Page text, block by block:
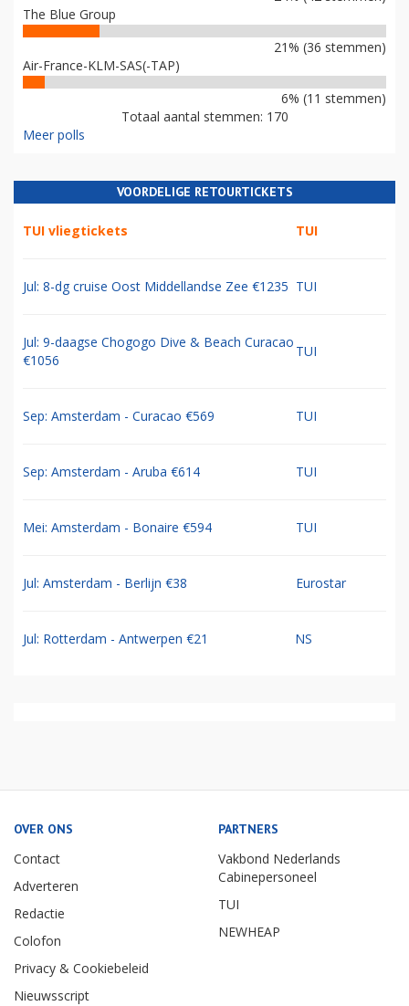
The Blue Group
21% (36 stemmen)
Air-France-KLM-SAS(-TAP)
6% (11 stemmen)
Totaal aantal stemmen: 170
Meer polls
VOORDELIGE RETOURTICKETS
TUI vliegtickets TUI
Jul: 8-dg cruise Oost Middellandse Zee €1235 TUI
Jul: 9-daagse Chogogo Dive & Beach Curacao
€1056
TUI
Sep: Amsterdam - Curacao €569 TUI
Sep: Amsterdam - Aruba €614 TUI
Mei: Amsterdam - Bonaire €594 TUI
Jul: Amsterdam - Berlijn €38 Eurostar
Jul: Rotterdam - Antwerpen €21 NS
OVER ONS
Contact
Adverteren
Redactie
Colofon
Privacy & Cookiebeleid
Nieuwsscript
PARTNERS
Vakbond Nederlands
Cabinepersoneel
TUI
NEWHEAP